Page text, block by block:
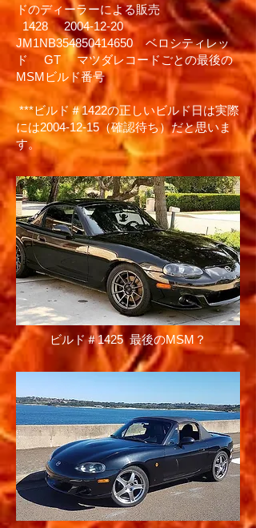
ドのディーラーによる販売
1428
2004-12-20
JM1NB354850414650
ベロシティレッ
ド
GT
マツダレコードごとの最後の
MSMビルド番号
***ビルド＃1422の正しいビルド日は実際
には2004-12-15（確認待ち）だと思いま
す。
ビルド＃1425 最後のMSM？